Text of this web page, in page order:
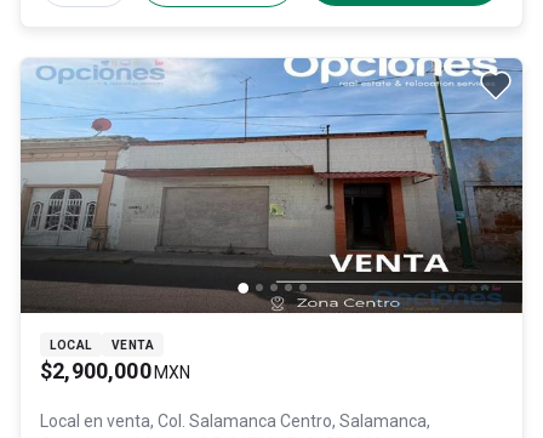
LOCAL VENTA
$2,900,000 MXN
Local en venta, Col. Salamanca Centro, Salamanca,